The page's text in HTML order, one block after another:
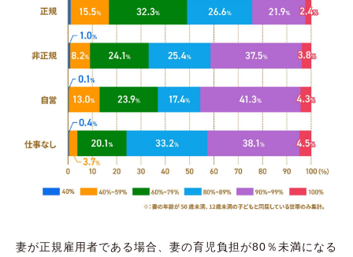
妻が正規雇用者である場合、妻の育児負担が80％未満になる